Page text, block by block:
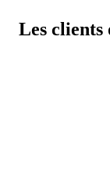
Les clients